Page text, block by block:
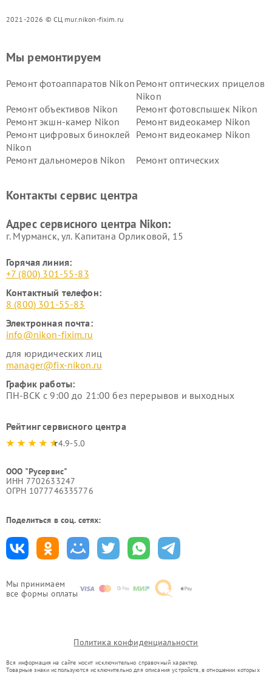
2021-2026 © СЦ mur.nikon-fixim.ru
Мы принимаем
все формы оплаты
Мы ремонтируем
Ремонт фотоаппаратов Nikon Ремонт оптических прицелов
Nikon
Ремонт объективов Nikon
Ремонт фотовспышек Nikon
Ремонт экшн-камер Nikon
Ремонт видеокамер Nikon
Ремонт цифровых биноклей
Nikon
Ремонт видеокамер Nikon
Ремонт дальномеров Nikon
Ремонт оптических
Контакты сервис центра
Адрес сервисного центра Nikon:
г. Мурманск, ул. Капитана Орликовой, 15
Горячая линия:
+7 (800) 301-55-83
Контактный телефон:
8 (800) 301-55-83
Электронная почта:
info@nikon-fixim.ru
для юридических лиц
manager@fix-nikon.ru
График работы:
ПН-ВСК с 9:00 до 21:00 без перерывов и выходных
Рейтинг сервисного центра
4.9-5.0
ООО "Русервис"
ИНН 7702633247
ОГРН 1077746335776
Поделиться в соц. сетях:
Политика конфиденциальности
Вся информация на сайте носит исключительно справочный характер.
Товарные знаки используются исключительно для описания устройств, в отношении которых